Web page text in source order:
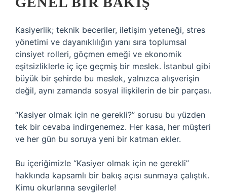
Kasiyerlik; teknik beceriler, iletişim yeteneği, stres
yönetimi ve dayanıklılığın yanı sıra toplumsal
cinsiyet rolleri, göçmen emeği ve ekonomik
eşitsizliklerle iç içe geçmiş bir meslek. İstanbul gibi
büyük bir şehirde bu meslek, yalnızca alışverişin
değil, aynı zamanda sosyal ilişkilerin de bir parçası.
“Kasiyer olmak için ne gerekli?” sorusu bu yüzden
tek bir cevaba indirgenemez. Her kasa, her müşteri
ve her gün bu soruya yeni bir katman ekler.
Bu içeriğimizle “Kasiyer olmak için ne gerekli”
hakkında kapsamlı bir bakış açısı sunmaya çalıştık.
Kimu okurlarına sevgilerle!